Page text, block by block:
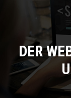
DER